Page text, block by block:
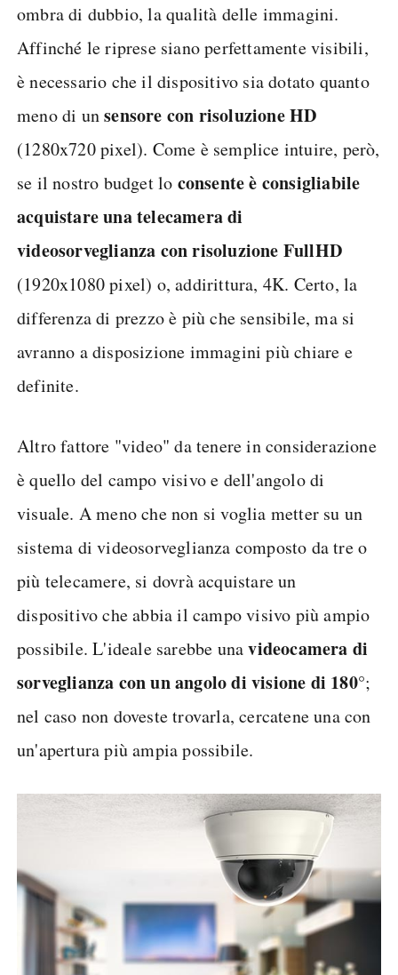
ombra di dubbio, la qualità delle immagini.
Affinché le riprese siano perfettamente visibili,
è necessario che il dispositivo sia dotato quanto
meno di unsensore con risoluzione HD
(1280x720 pixel). Come è semplice intuire, però,
se il nostro budget lo consente è consigliabile
acquistare una telecamera di
videosorveglianza con risoluzione FullHD
(1920x1080 pixel) o, addirittura, 4K. Certo, la
differenza di prezzo è più che sensibile, ma si
avranno a disposizione immagini più chiare e
definite.
Altro fattore "video" da tenere in considerazione
è quello del campo visivo e dell'angolo di
visuale. A meno che non si voglia metter su un
sistema di videosorveglianza composto da tre o
più telecamere, si dovrà acquistare un
dispositivo che abbia il campo visivo più ampio
possibile. L'ideale sarebbe unavideocamera di
sorveglianza con un angolo di visione di 180°;
nel caso non doveste trovarla, cercatene una con
un'apertura più ampia possibile.